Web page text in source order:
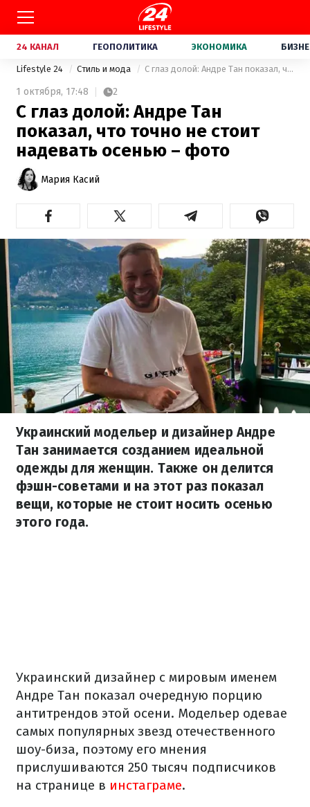
24 КАНАЛ ГЕОПОЛИТИКА ЭКОНОМИКА
Lifestyle 24 Стиль и мода С глаз долой: Андре Тан показал, что точно не стоит надевать осенью – фото
1 октября, 17:48 2
С глаз долой: Андре Тан
показал, что точно не стоит
надевать осенью – фото
Мария Касий
Украинский модельер и дизайнер Андре
Тан занимается созданием идеальной
одежды для женщин. Также он делится
фэшн-советами и на этот раз показал
вещи, которые не стоит носить осенью
этого года.
Украинский дизайнер с мировым именем
Андре Тан показал очередную порцию
антитрендов этой осени. Модельер одевае
самых популярных звезд отечественного
шоу-биза, поэтому его мнения
прислушиваются 250 тысяч подписчиков
на странице в инстаграме.